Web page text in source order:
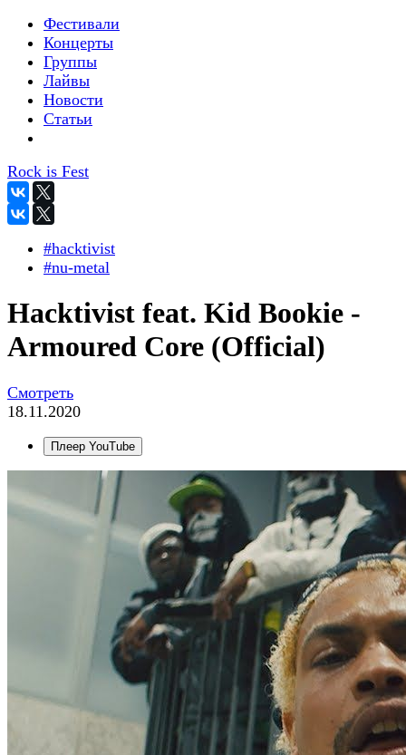
Фестивали
Концерты
Группы
Лайвы
Новости
Статьи
Rock is Fest
#hacktivist
#nu-metal
Hacktivist feat. Kid Bookie -
Armoured Core (Official)
Смотреть
18.11.2020
Плеер YouTube